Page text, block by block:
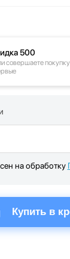
на обработку
Купить в
500
совершаете покупку